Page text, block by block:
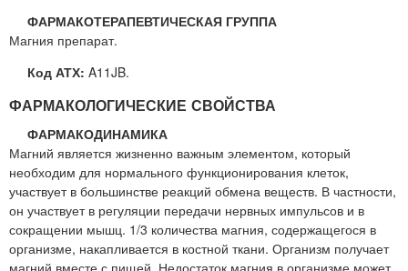
ФАРМАКОТЕРАПЕВТИЧЕСКАЯ ГРУППА
Магния препарат.
Код АТХ: A11JB.
ФАРМАКОЛОГИЧЕСКИЕ СВОЙСТВА
ФАРМАКОДИНАМИКА
Магний является жизненно важным элементом, который
необходим для нормального функционирования клеток,
участвует в большинстве реакций обмена веществ. В частности,
он участвует в регуляции передачи нервных импульсов и в
сокращении мышц. 1/3 количества магния, содержащегося в
организме, накапливается в костной ткани. Организм получает
магний вместе с пищей. Недостаток магния в организме может